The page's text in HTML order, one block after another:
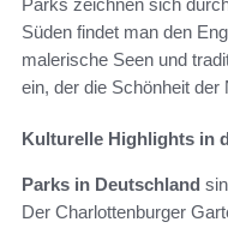
Parks zeichnen sich
Süden findet man den
malerische Seen und
ein, der die Schönheit
Kulturelle Highlights in
Parks in Deutschland
Der Charlottenburger